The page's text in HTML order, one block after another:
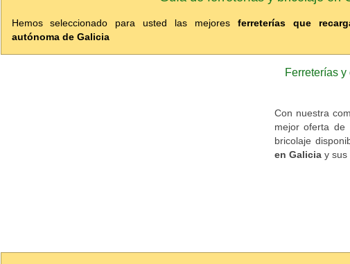
Hemos seleccionado para usted las mejoresferreterías que
autónoma de Galicia
Ferreterías
Con nuestra
mejor oferta de
bricolaje
en Galiciay sus